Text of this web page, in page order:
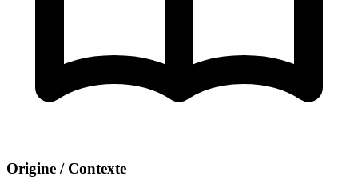
Origine / Contexte